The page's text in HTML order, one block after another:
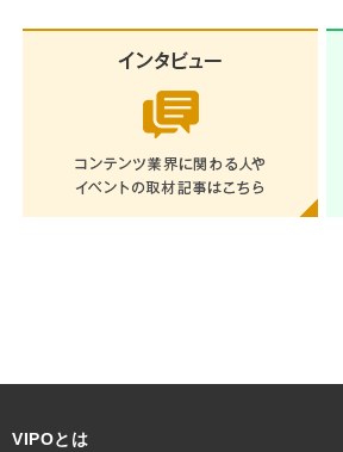
VIPOとは